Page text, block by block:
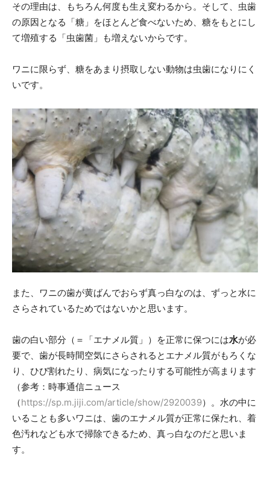
その理由は、もちろん何度も生え変わるから。そして、虫歯
の原因となる「糖」をほとんど食べないため、糖をもとにし
て増殖する「虫歯菌」も増えないからです。
ワニに限らず、糖をあまり摂取しない動物は虫歯になりにく
いです。
また、ワニの歯が黄ばんでおらず真っ白なのは、ずっと水に
さらされているためではないかと思います。
歯の白い部分（＝「エナメル質」）を正常に保つには水が必
要で、歯が長時間空気にさらされるとエナメル質がもろくな
り、ひび割れたり、病気になったりする可能性が高まります
（参考：時事通信ニュース
（https://sp.m.jiji.com/article/show/2920039）。水の中に
いることも多いワニは、歯のエナメル質が正常に保たれ、着
色汚れなども水で掃除できるため、真っ白なのだと思いま
す。